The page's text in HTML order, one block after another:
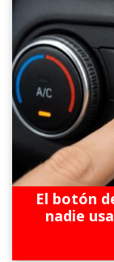
El botón
nadie